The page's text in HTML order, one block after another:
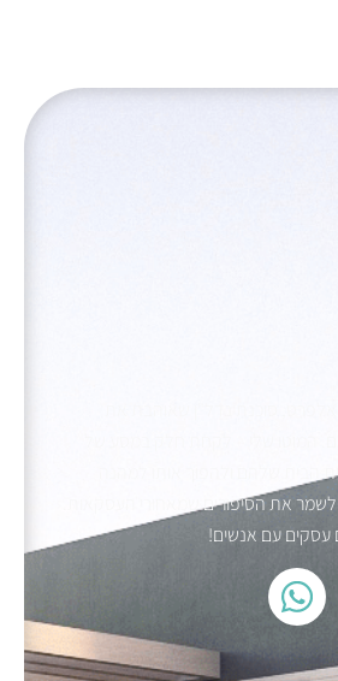
הבית שלהם ולהפוך אותו למהנה
את הסיפורים שמאחורי העסקאות.
עסקים עם אנשים!